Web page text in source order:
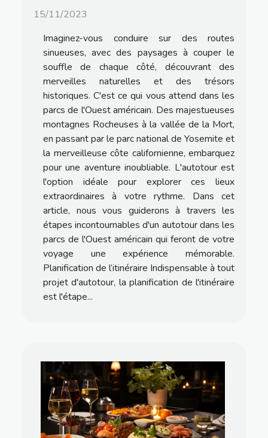
15/11/2023
Imaginez-vous conduire sur des routes
sinueuses, avec des paysages à couper le
souffle de chaque côté, découvrant des
merveilles naturelles et des trésors
historiques. C'est ce qui vous attend dans les
parcs de l'Ouest américain. Des majestueuses
montagnes Rocheuses à la vallée de la Mort,
en passant par le parc national de Yosemite et
la merveilleuse côte californienne, embarquez
pour une aventure inoubliable. L'autotour est
l'option idéale pour explorer ces lieux
extraordinaires à votre rythme. Dans cet
article, nous vous guiderons à travers les
étapes incontournables d'un autotour dans les
parcs de l'Ouest américain qui feront de votre
voyage une expérience mémorable.
Planification de l’itinéraire Indispensable à tout
projet d'autotour, la planification de l'itinéraire
est l'étape...